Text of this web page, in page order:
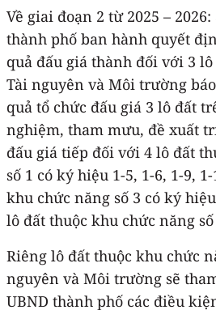
Về giai đoạn 2 từ 2025 –
thành phố ban hành quyết
quả đấu giá thành đối với 3
Tài nguyên và Môi trường
quả tổ chức đấu giá 3 lô đất
nghiệm, tham mưu, đề xuất
đấu giá tiếp đối với 4 lô đất
số 1 có ký hiệu 1-5, 1-6, 1-9,
khu chức năng số 3 có ký hiệu
lô đất thuộc khu chức năng
Riêng lô đất thuộc khu chức
nguyên và Môi trường sẽ
UBND thành phố các điều